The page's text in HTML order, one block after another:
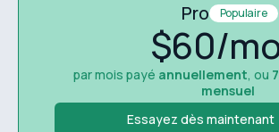
Pro Populaire
$60/
par mois payé annuellement, ou
mensuel
Essayez dès maintenant